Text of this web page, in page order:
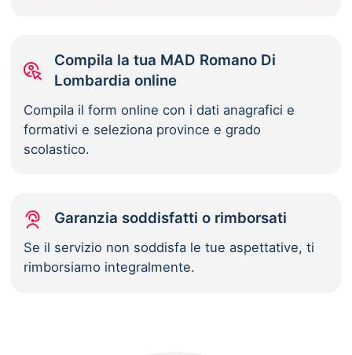
Compila la tua MAD Romano Di
Lombardia online
Compila il form online con i dati anagrafici e
formativi e seleziona province e grado
scolastico.
Garanzia soddisfatti o rimborsati
Se il servizio non soddisfa le tue aspettative, ti
rimborsiamo integralmente.